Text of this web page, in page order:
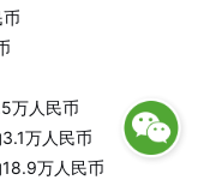
万人民币
万人民币
18.9万人民币